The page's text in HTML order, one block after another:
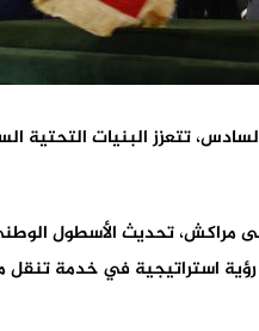
مراكش، تحديث الأسطول
استراتيجية في خدمة